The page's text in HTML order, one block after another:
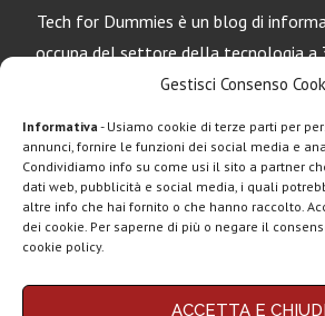
Gestisci Consenso
Informativa - Usiamo cookie di terze parti per
annunci, fornire le funzioni dei social media e
Condividiamo info su come usi il sito a partner
dati web, pubblicità e social media, i quali
altre info che hai fornito o che hanno raccolto.
dei cookie. Per saperne di più o negare il
cookie policy.
ACCETTA E CHIUDI
Tech for Dummies è un blog di
occupa del settore della tecnologia a
una particolare attenzione al mondo
Chi siamo Contatti Disclaimer